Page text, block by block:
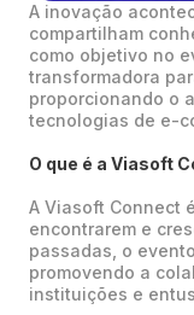
A inovação
compartilham
como objetivo no
transformadora
proporcionando o
tecnologias de e-
O que é a Viasoft
A Viasoft Connect
encontrarem e
passadas, o
promovendo a
instituições e